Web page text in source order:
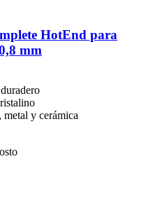
HotEnd para
mm
y cerámica